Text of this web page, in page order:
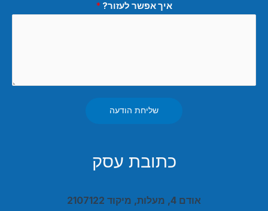
איך אפשר לעזור?*
שליחת הודעה
כתובת עסק
אודם 4, מעלות, מיקוד 2107122